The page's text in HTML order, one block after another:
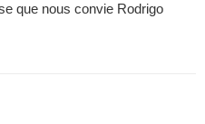
que nous convie Rodrigo